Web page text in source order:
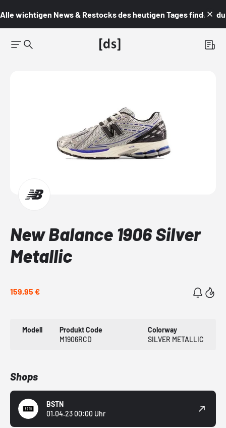
Alle wichtigen News & Restocks des heutigen Tages findest du
New Balance 1906 Silver
Metallic
159,95 €
Modell
Produkt Code
M1906RCD
Colorway
SILVER METALLIC
Shops
BSTN
01.04.23 00:00 Uhr